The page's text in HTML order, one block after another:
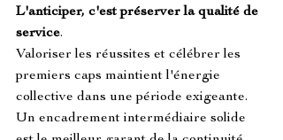
L'anticiper, c'est préserver la qualité de
service.
Valoriser les réussites et célébrer les
premiers caps maintient l'énergie
collective dans une période exigeante.
Un encadrement intermédiaire solide